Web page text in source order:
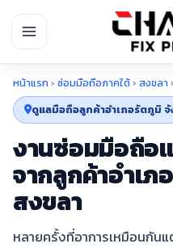
หน้าแรก › ซ่อมมือถือภาคใต้› สงขลา ›
ดูแลมือถือลูกค้าอำเภอรัตภูมิ จั
งานซ่อมมือถือ
จากลูกค้าอำเ
สงขลา
หลายครั้งที่อาการเหมือนกัน